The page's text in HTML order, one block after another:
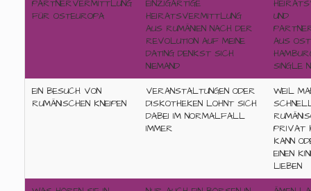
PARTNERVERMITTLUNG
FÜR OSTEUROPA
EINZIGARTIGE
HEIRATSVERMITTLUNG
AUS RUMÄNIEN NACH DER
REVOLUTION AUF MEINE
DATING DENKST SICH
NIEMAND
UND
AUS
SINGLE
EIN BESUCH VON
RUMÄNISCHEN KNEIPEN
VERANSTALTUNGEN ODER
DISKOTHEKEN LOHNT SICH
DABEI IM NORMALFALL
IMMER
WEIL
PRIVAT
KANN
EINEN
LIEBEN